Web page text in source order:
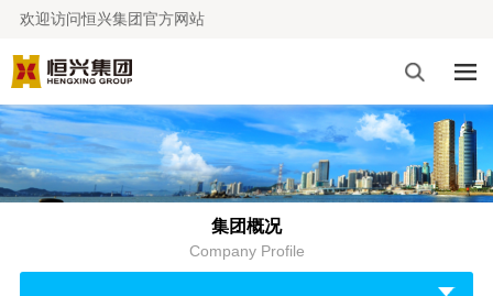
欢迎访问恒兴集团官方网站
集团概况
Company Profile